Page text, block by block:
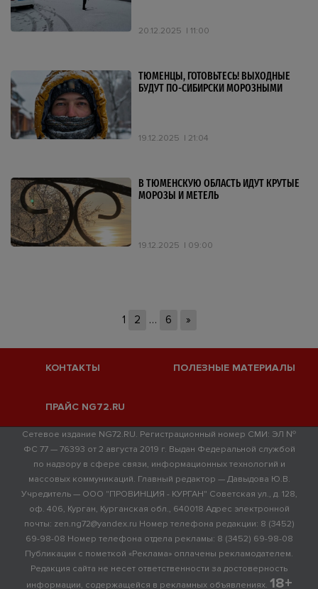
20.12.2025 11:00
ТЮМЕНЦЫ, ГОТОВЬТЕСЬ! ВЫХОДНЫЕ
БУДУТ ПО-СИБИРСКИ МОРОЗНЫМИ
19.12.2025 21:04
В ТЮМЕНСКУЮ ОБЛАСТЬ ИДУТ КРУТЫЕ
МОРОЗЫ И МЕТЕЛЬ
19.12.2025 09:00
1 2 … 6 »
КОНТАКТЫ ПОЛЕЗНЫЕ МАТЕРИАЛЫ
ПРАЙС NG72.RU
Сетевое издание NG72.RU. Регистрационный номер СМИ: ЭЛ №
ФС 77 — 76393 от 2 августа 2019 г. Выдан Федеральной службой
по надзору в сфере связи, информационных технологий и
массовых коммуникаций. Главный редактор — Давыдова Ю.В.
Учредитель — ООО "ПРОВИНЦИЯ - КУРГАН" Советская ул., д. 128,
оф. 406, Курган, Курганская обл., 640018 Адрес электронной
почты: zen.ng72@yandex.ru Номер телефона редакции: 8 (3452)
69-98-08 Номер телефона отдела рекламы: 8 (3452) 69-98-08
Публикации с пометкой «Реклама» оплачены рекламодателем.
Редакция сайта не несет ответственности за достоверность
информации, содержащейся в рекламных объявлениях. 18+